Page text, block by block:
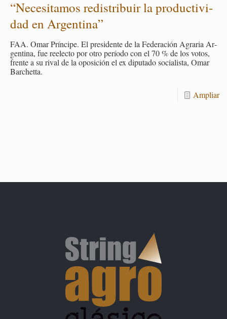
“Ne­ce­si­ta­mos re­dis­tri­buir la pro­duc­ti­vi­
dad en Ar­gen­ti­na”
FAA. Omar Prín­ci­pe. El pre­si­den­te de la Fe­de­ra­ción Agra­ria Ar­
gen­ti­na, fue re­elec­to por otro pe­río­do con el 70 % de los votos,
fren­te a su rival de la opo­si­ción el ex dipu­tado so­cia­lis­ta, Omar
Bar­chet­ta.
Am­pliar